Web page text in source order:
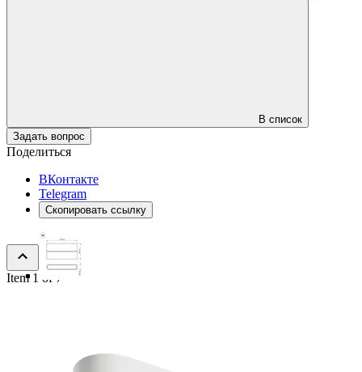
В список
Задать вопрос
Поделиться
ВКонтакте
Telegram
Скопировать ссылку
Item 1 of 7